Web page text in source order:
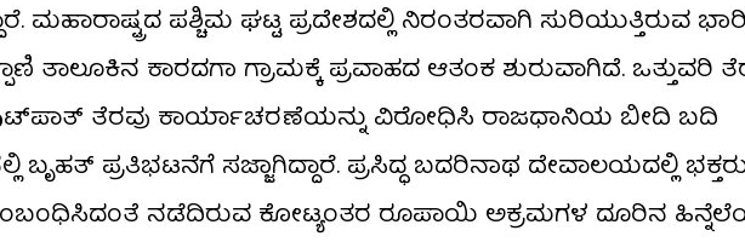
ಮಹಾರಾಷ್ಟ್ರದ ಪಶ್ಚಿಮ ಘಟ್ಟ ಪ್ರದೇಶದಲ್ಲಿ ನಿರಂತರವಾಗಿ ಸುರಿಯುತ್ತಿರುವ ಭಾರಿ
ಕಾರದಗಾ ಗ್ರಾಮಕ್ಕೆ ಪ್ರವಾಹದ ಆತಂಕ ಶುರುವಾಗಿದೆ. ಒತ್ತುವರಿ
ತೆರವು ಕಾರ್ಯಾಚರಣೆಯನ್ನು ವಿರೋಧಿಸಿ ರಾಜಧಾನಿಯ ಬೀದಿ ಬದಿ
ಬೃಹತ್ ಪ್ರತಿಭಟನೆಗೆ ಸಜ್ಜಾಗಿದ್ದಾರೆ. ಪ್ರಸಿದ್ಧ ಬದರಿನಾಥ ದೇವಾಲಯದಲ್ಲಿ
ನಡೆದಿರುವ ಕೋಟ್ಯಂತರ ರೂಪಾಯಿ ಅಕ್ರಮಗಳ ದೂರಿನ